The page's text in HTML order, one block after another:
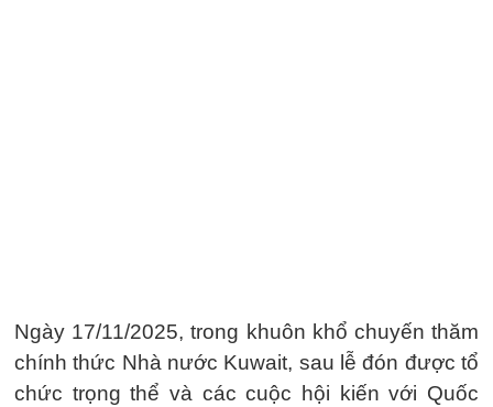
Ngày 17/11/2025, trong khuôn khổ chuyến thăm
chính thức Nhà nước Kuwait, sau lễ đón được tổ
chức trọng thể và các cuộc hội kiến với Quốc